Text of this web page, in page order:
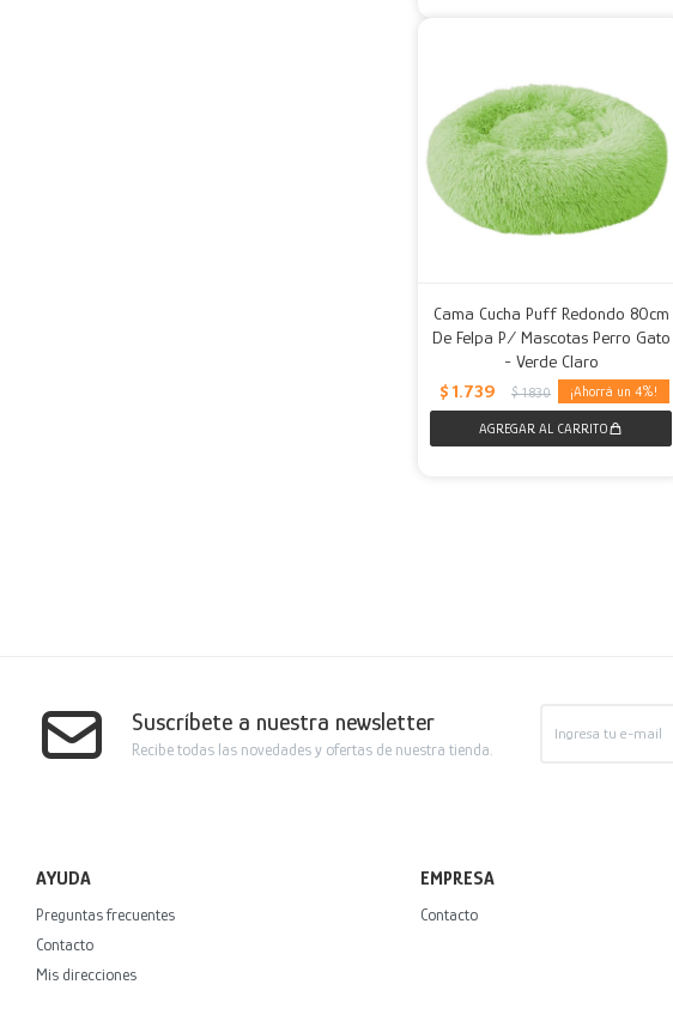
Cama Cucha Puff Redondo 80cm
De Felpa P/ Mascotas Perro Gato
- Verde Claro
$ 1.739 $ 1.830 4
Suscríbete a nuestra newsletter
Recibe todas las novedades y ofertas de nuestra tienda.
AYUDA
Preguntas frecuentes
Contacto
Mis direcciones
EMPRESA
Contacto